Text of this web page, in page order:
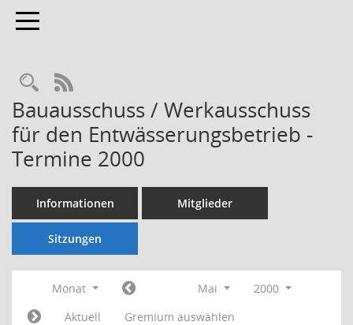
Toggle navigation
Rechercheauswahl
RSS-Feed
Bauausschuss / Werkausschuss
für den Entwässerungsbetrieb -
Termine 2000
Informationen Mitglieder
Sitzungen
Monat Mai
2000
Aktuell
Gremium auswählen